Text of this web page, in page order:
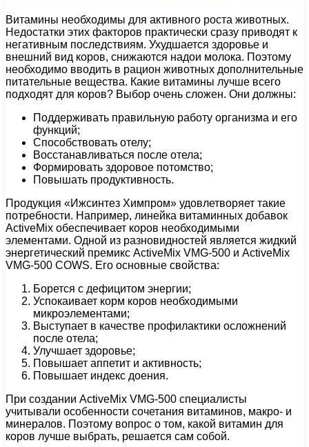
Витамины необходимы для активного роста животных.
Недостатки этих факторов практически сразу приводят к
негативным последствиям. Ухудшается здоровье и
внешний вид коров, снижаются надои молока. Поэтому
необходимо вводить в рацион животных дополнительные
питательные вещества. Какие витамины лучше всего
подходят для коров? Выбор очень сложен. Они должны:
Поддерживать правильную работу организма и его
функций;
Способствовать отелу;
Восстанавливаться после отела;
Формировать здоровое потомство;
Повышать продуктивность.
Продукция «Ижсинтез Химпром» удовлетворяет такие
потребности. Например, линейка витаминных добавок
ActiveMix обеспечивает коров необходимыми
элементами. Одной из разновидностей является жидкий
энергетический премикс ActiveMix VMG-500 и ActiveMix
VMG-500 COWS. Его основные свойства:
Борется с дефицитом энергии;
Успокаивает корм коров необходимыми
микроэлементами;
Выступает в качестве профилактики осложнений
после отела;
Улучшает здоровье;
Повышает аппетит и активность;
Повышает индекс доения.
При создании ActiveMix VMG-500 специалисты
учитывали особенности сочетания витаминов, макро- и
минералов. Поэтому вопрос о том, какой витамин для
коров лучше выбрать, решается сам собой.